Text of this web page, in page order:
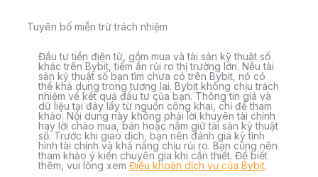
Tuyên bố miễn trừ trách nhiệm
Đầu tư tiền điện tử, gồm mua và tài sản kỹ thuật số
khác trên Bybit, tiềm ẩn rủi ro thị trường lớn. Nếu tài
sản kỹ thuật số bạn tìm chưa có trên Bybit, nó có
thể khả dụng trong tương lai. Bybit không chịu trách
nhiệm về kết quả đầu tư của bạn. Thông tin giá và
dữ liệu tại đây lấy từ nguồn công khai, chỉ để tham
khảo. Nội dung này không phải lời khuyên tài chính
hay lời chào mua, bán hoặc nắm giữ tài sản kỹ thuật
số. Trước khi giao dịch, bạn nên đánh giá kỹ tình
hình tài chính và khả năng chịu rủi ro. Bạn cũng nên
tham khảo ý kiến chuyên gia khi cần thiết. Để biết
thêm, vui lòng xem Điều khoản dịch vụ của Bybit.